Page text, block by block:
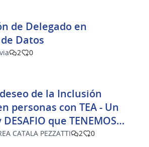
de Delegado en
Datos
2 0
de la Inclusión
CATALA PEZZATTI 2 0